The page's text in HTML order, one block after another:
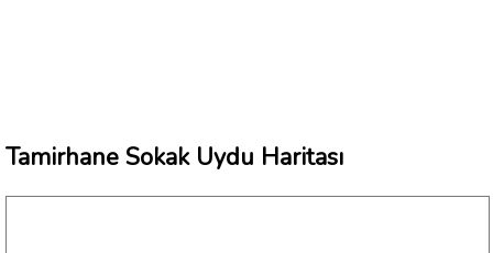
Tamirhane Sokak Uydu Haritası